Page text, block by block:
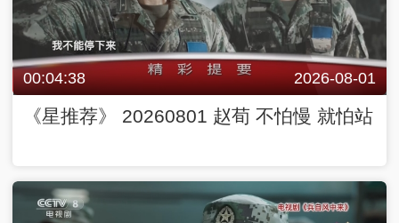
00:04:38 2026-08-01
《星推荐》 20260801 赵荀 不怕慢 就怕站